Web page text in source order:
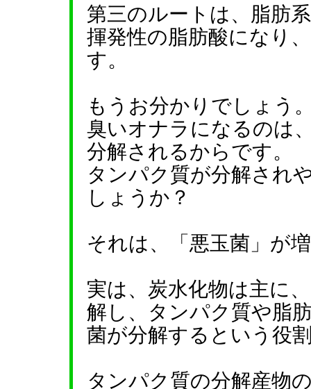
第三のルートは、脂肪
揮発性の脂肪酸になり
す。
もうお分かりでしょう
臭いオナラになるのは
分解されるからです。
タンパク質が分解され
しょうか？
それは、「悪玉菌」が
実は、炭水化物は主に
解し、タンパク質や脂
菌が分解するという役
タンパク質の分解産物